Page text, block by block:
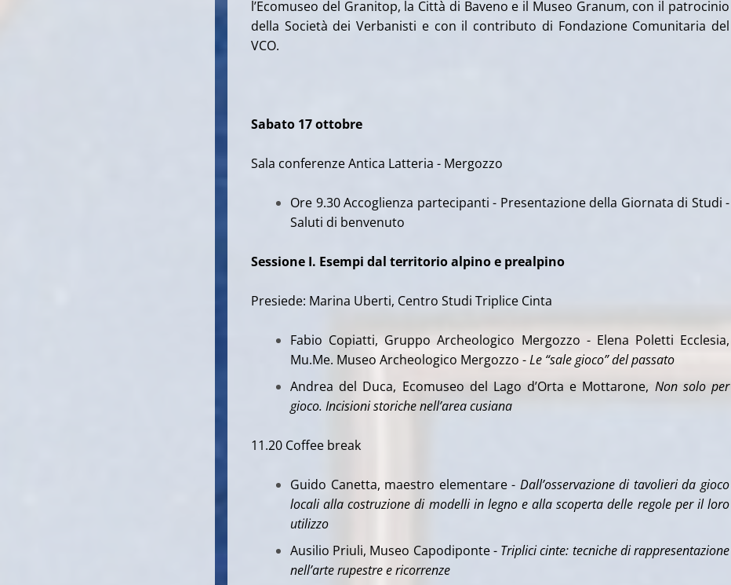
l’Ecomuseo del Granitop, la Città di Baveno e il Museo Granum, con il patrocinio
della Società dei Verbanisti e con il contributo di Fondazione Comunitaria del
VCO.
Sabato 17 ottobre
Sala conferenze Antica Latteria - Mergozzo
Ore 9.30 Accoglienza partecipanti - Presentazione della Giornata di Studi -
Saluti di benvenuto
Sessione I. Esempi dal territorio alpino e prealpino
Presiede: Marina Uberti, Centro Studi Triplice Cinta
Fabio Copiatti, Gruppo Archeologico Mergozzo - Elena Poletti Ecclesia,
Mu.Me. Museo Archeologico Mergozzo -Le “sale gioco” del passato
Andrea del Duca, Ecomuseo del Lago d’Orta e Mottarone, Non solo per
gioco. Incisioni storiche nell’area cusiana
11.20 Coffee break
Guido Canetta, maestro elementare - Dall’osservazione di tavolieri da gioco
locali alla costruzione di modelli in legno e alla scoperta delle regole per il loro
utilizzo
Ausilio Priuli, Museo Capodiponte - Triplici cinte: tecniche di rappresentazione
nell’arte rupestre e ricorrenze